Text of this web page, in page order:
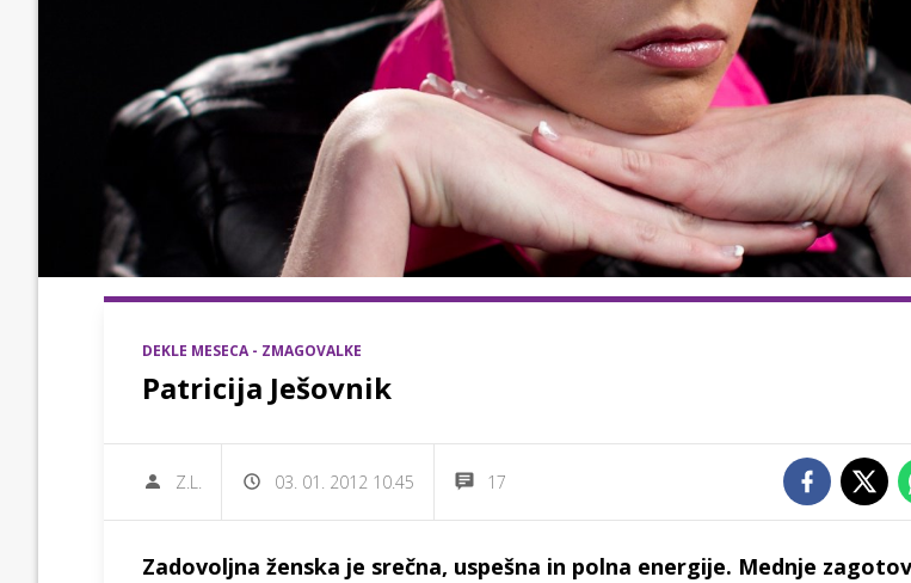
DEKLE MESECA - ZMAGOVALKE
Patricija Ješovnik
Z.L. 03. 01. 2012 10.45 17
Zadovoljna ženska je srečna, uspešna in polna energije. Mednje